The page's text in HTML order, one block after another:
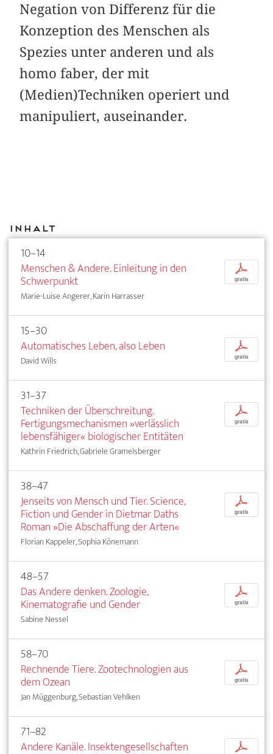
Negation von Differenz für die
Konzeption des Menschen als
Spezies unter anderen und als
homo faber, der mit
(Medien)Techniken operiert und
manipuliert, auseinander.
Inhalt
10–14
Menschen & Andere. Einleitung in den
Schwerpunkt
Marie-Luise Angerer, Karin Harrasser
p
gratis
15–30
Automatisches Leben, also Leben
David Wills
p
gratis
31–37
Techniken der Überschreitung.
Fertigungsmechanismen »verlässlich
lebensfähiger« biologischer Entitäten
Kathrin Friedrich, Gabriele Gramelsberger
p
gratis
38–47
Jenseits von Mensch und Tier. Science,
Fiction und Gender in Dietmar Daths
Roman »Die Abschaffung der Arten«
Florian Kappeler, Sophia Könemann
p
gratis
48–57
Das Andere denken. Zoologie,
Kinematografie und Gender
Sabine Nessel
p
gratis
58–70
Rechnende Tiere. Zootechnologien aus
dem Ozean
Jan Müggenburg, Sebastian Vehlken
p
gratis
71–82
Andere Kanäle. Insektengesellschaften
p